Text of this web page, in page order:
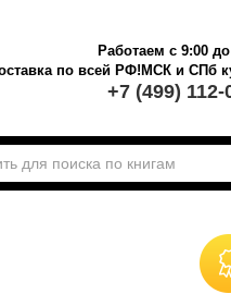
Работаем с 9:00
по всей РФ!МСК и СПб
+7 (499) 112-
Поттер на английском